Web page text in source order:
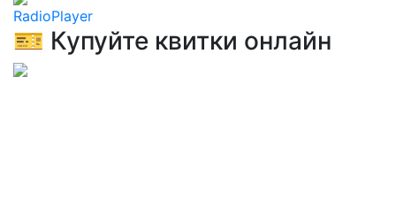
RadioPlayer
🎫 Купуйте квитки онлайн